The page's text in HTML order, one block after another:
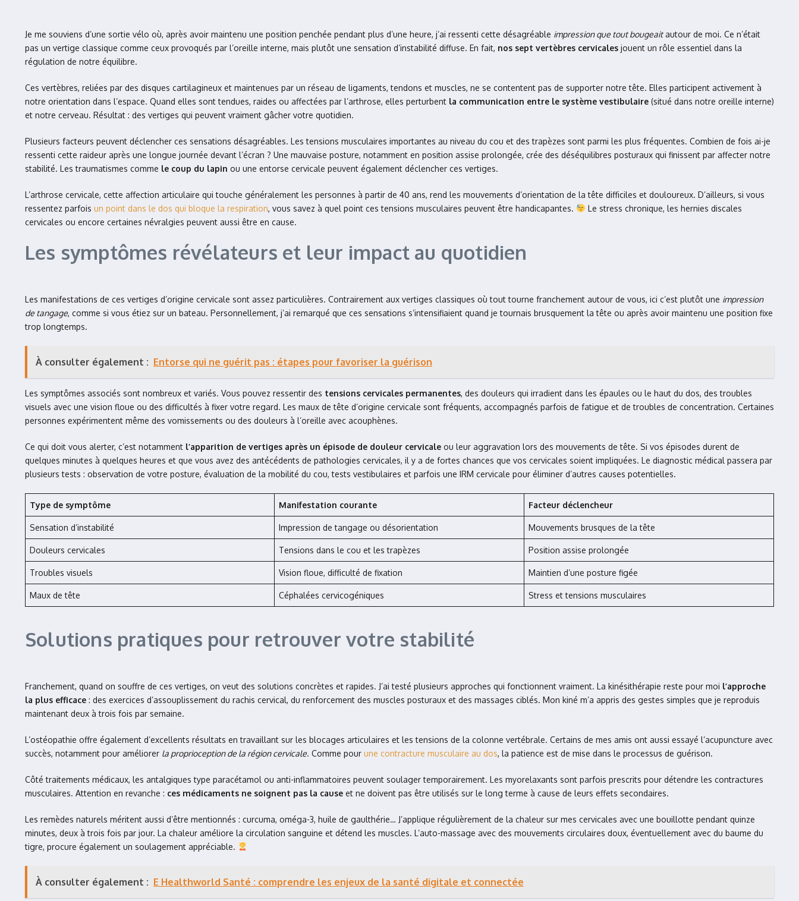
Je me souviens d’une sortie vélo où, après avoir maintenu une position penchée pendant plus d’une heure, j’ai ressenti cette désagréable impression que tout bougeaitautour de moi. Ce n’était
pas un vertige classique comme ceux provoqués par l’oreille interne, mais plutôt une sensation d’instabilité diffuse. En fait, nos sept vertèbres cervicales jouent un rôle essentiel dans la
régulation de notre équilibre.
Ces vertèbres, reliées par des disques cartilagineux et maintenues par un réseau de ligaments, tendons et muscles, ne se contentent pas de supporter notre tête. Elles participent activement à
notre orientation dans l’espace. Quand elles sont tendues, raides ou affectées par l’arthrose, elles perturbent la communication entre le système vestibulaire (situé dans notre oreille interne)
et notre cerveau. Résultat : des vertiges qui peuvent vraiment gâcher votre quotidien.
Plusieurs facteurs peuvent déclencher ces sensations désagréables. Les tensions musculaires importantes au niveau du cou et des trapèzes sont parmi les plus fréquentes. Combien de fois ai-je
ressenti cette raideur après une longue journée devant l’écran ? Une mauvaise posture, notamment en position assise prolongée, crée des déséquilibres posturaux qui finissent par affecter notre
stabilité. Les traumatismes comme le coup du lapin ou une entorse cervicale peuvent également déclencher ces vertiges.
L’arthrose cervicale, cette affection articulaire qui touche généralement les personnes à partir de 40 ans, rend les mouvements d’orientation de la tête difficiles et douloureux. D’ailleurs, si vous
ressentez parfois un point dans le dos qui bloque la respiration, vous savez à quel point ces tensions musculaires peuvent être handicapantes.
Le stress chronique, les hernies discales
cervicales ou encore certaines névralgies peuvent aussi être en cause.
Les symptômes révélateurs et leur impact au quotidien
Les manifestations de ces vertiges d’origine cervicale sont assez particulières. Contrairement aux vertiges classiques où tout tourne franchement autour de vous, ici c’est plutôt une impression
de tangage, comme si vous étiez sur un bateau. Personnellement, j’ai remarqué que ces sensations s’intensifiaient quand je tournais brusquement la tête ou après avoir maintenu une position fixe
trop longtemps.
À consulter également : Entorse qui ne guérit pas : étapes pour favoriser la guérison
Les symptômes associés sont nombreux et variés. Vous pouvez ressentir des tensions cervicales permanentes, des douleurs qui irradient dans les épaules ou le haut du dos, des troubles
visuels avec une vision floue ou des difficultés à fixer votre regard. Les maux de tête d’origine cervicale sont fréquents, accompagnés parfois de fatigue et de troubles de concentration. Certaines
personnes expérimentent même des vomissements ou des douleurs à l’oreille avec acouphènes.
Ce qui doit vous alerter, c’est notamment l’apparition de vertiges après un épisode de douleur cervicale ou leur aggravation lors des mouvements de tête. Si vos épisodes durent de
quelques minutes à quelques heures et que vous avez des antécédents de pathologies cervicales, il y a de fortes chances que vos cervicales soient impliquées. Le diagnostic médical passera par
plusieurs tests : observation de votre posture, évaluation de la mobilité du cou, tests vestibulaires et parfois une IRM cervicale pour éliminer d’autres causes potentielles.
Type de symptôme Manifestation courante Facteur déclencheur
Sensation d’instabilité Impression de tangage ou désorientation Mouvements brusques de la tête
Douleurs cervicales Tensions dans le cou et les trapèzes Position assise prolongée
Troubles visuels Vision floue, difficulté de fixation Maintien d’une posture figée
Maux de tête Céphalées cervicogéniques Stress et tensions musculaires
Solutions pratiques pour retrouver votre stabilité
Franchement, quand on souffre de ces vertiges, on veut des solutions concrètes et rapides. J’ai testé plusieurs approches qui fonctionnent vraiment. La kinésithérapie reste pour moi l’approche
la plus efficace : des exercices d’assouplissement du rachis cervical, du renforcement des muscles posturaux et des massages ciblés. Mon kiné m’a appris des gestes simples que je reproduis
maintenant deux à trois fois par semaine.
L’ostéopathie offre également d’excellents résultats en travaillant sur les blocages articulaires et les tensions de la colonne vertébrale. Certains de mes amis ont aussi essayé l’acupuncture avec
succès, notamment pour améliorer la proprioception de la région cervicale. Comme pour une contracture musculaire au dos, la patience est de mise dans le processus de guérison.
Côté traitements médicaux, les antalgiques type paracétamol ou anti-inflammatoires peuvent soulager temporairement. Les myorelaxants sont parfois prescrits pour détendre les contractures
musculaires. Attention en revanche : ces médicaments ne soignent pas la cause et ne doivent pas être utilisés sur le long terme à cause de leurs effets secondaires.
Les remèdes naturels méritent aussi d’être mentionnés : curcuma, oméga-3, huile de gaulthérie… J’applique régulièrement de la chaleur sur mes cervicales avec une bouillotte pendant quinze
minutes, deux à trois fois par jour. La chaleur améliore la circulation sanguine et détend les muscles. L’auto-massage avec des mouvements circulaires doux, éventuellement avec du baume du
tigre, procure également un soulagement appréciable.
À consulter également : E Healthworld Santé : comprendre les enjeux de la santé digitale et connectée